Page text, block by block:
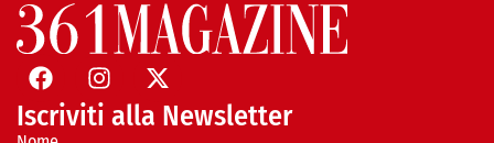
Iscriviti alla Newsletter